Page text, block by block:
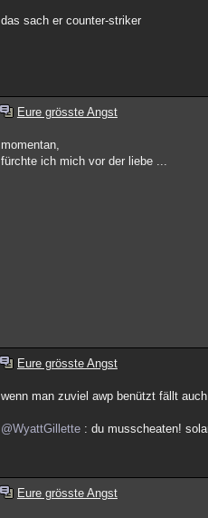
das sach er counter-striker
Eure grösste Angst
momentan,
fürchte ich mich vor der liebe ...
Eure grösste Angst
wenn man zuviel awp benützt fällt
@WyattGillette : du musscheaten!
Eure grösste Angst